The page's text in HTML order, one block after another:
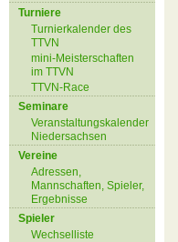
Turniere
Turnierkalender des
TTVN
mini-Meisterschaften
im TTVN
TTVN-Race
Seminare
Veranstaltungskalender
Niedersachsen
Vereine
Adressen,
Mannschaften, Spieler,
Ergebnisse
Spieler
Wechselliste